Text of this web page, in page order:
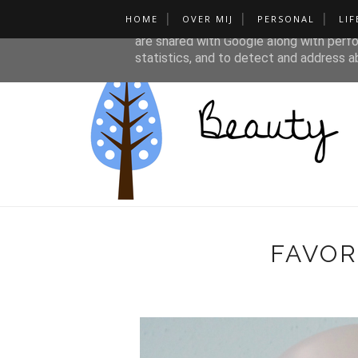
HOME OVER MIJ PERSONAL
This site uses cookies from Google to
are shared with Google along with
statistics, and to detect and address